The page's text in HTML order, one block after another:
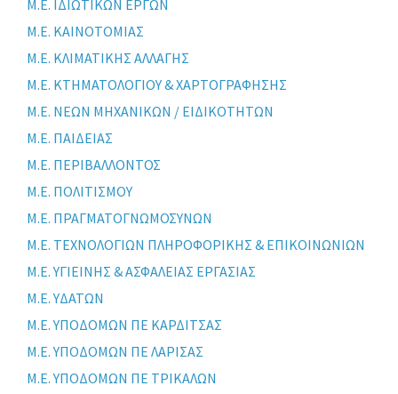
Μ.Ε. ΙΔΙΩΤΙΚΩΝ ΕΡΓΩΝ
Μ.Ε. ΚΑΙΝΟΤΟΜΙΑΣ
Μ.Ε. ΚΛΙΜΑΤΙΚΗΣ ΑΛΛΑΓΗΣ
Μ.Ε. ΚΤΗΜΑΤΟΛΟΓΙΟΥ & ΧΑΡΤΟΓΡΑΦΗΣΗΣ
Μ.Ε. ΝΕΩΝ ΜΗΧΑΝΙΚΩΝ / ΕΙΔΙΚΟΤΗΤΩΝ
Μ.Ε. ΠΑΙΔΕΙΑΣ
Μ.Ε. ΠΕΡΙΒΑΛΛΟΝΤΟΣ
Μ.Ε. ΠΟΛΙΤΙΣΜΟΥ
Μ.Ε. ΠΡΑΓΜΑΤΟΓΝΩΜΟΣΥΝΩΝ
Μ.Ε. ΤΕΧΝΟΛΟΓΙΩΝ ΠΛΗΡΟΦΟΡΙΚΗΣ & ΕΠΙΚΟΙΝΩΝΙΩΝ
Μ.Ε. ΥΓΙΕΙΝΗΣ & ΑΣΦΑΛΕΙΑΣ ΕΡΓΑΣΙΑΣ
Μ.Ε. ΥΔΑΤΩΝ
Μ.Ε. ΥΠΟΔΟΜΩΝ ΠΕ ΚΑΡΔΙΤΣΑΣ
Μ.Ε. ΥΠΟΔΟΜΩΝ ΠΕ ΛΑΡΙΣΑΣ
Μ.Ε. ΥΠΟΔΟΜΩΝ ΠΕ ΤΡΙΚΑΛΩΝ